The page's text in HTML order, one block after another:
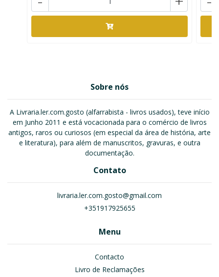
Sobre nós
A Livraria.ler.com.gosto (alfarrabista - livros usados), teve início
em Junho 2011 e está vocacionada para o comércio de livros
antigos, raros ou curiosos (em especial da área de história, arte
e literatura), para além de manuscritos, gravuras, e outra
documentação.
Contato
livraria.ler.com.gosto@gmail.com
+351917925655
Menu
Contacto
Livro de Reclamações